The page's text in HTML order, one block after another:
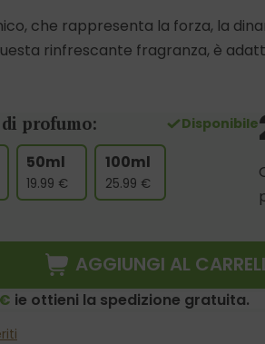
che rappresenta la forza, la
rinfrescante fragranza, è
profumo:
50ml
19.99 €
100ml
25.99 €
Disponibile
AGGIUNGI AL
ie ottieni la spedizione gratuita.